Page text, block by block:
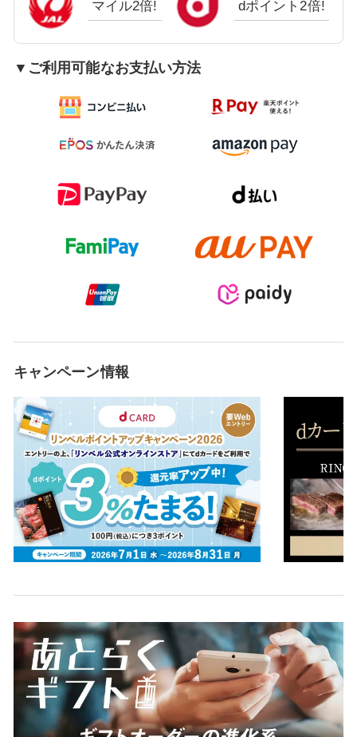
マイル2倍! dポイント2倍!
▼ご利用可能なお支払い方法
キャンペーン情報